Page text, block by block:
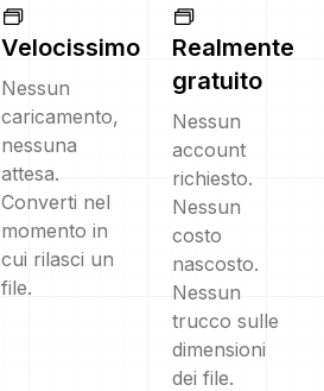
Velocissimo
Nessun
caricamento,
nessuna
attesa.
Converti nel
momento in
cui rilasci un
file.
Realmente
gratuito
Nessun
account
richiesto.
Nessun
costo
nascosto.
Nessun
trucco sulle
dimensioni
dei file.